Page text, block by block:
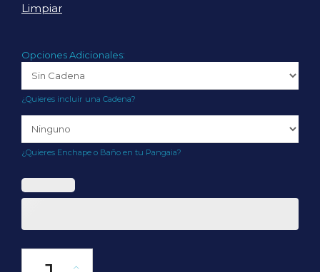
Limpiar
Opciones Adicionales:
¿Quieres incluir una Cadena?
¿Quieres Enchape o Baño en tu Pangaia?